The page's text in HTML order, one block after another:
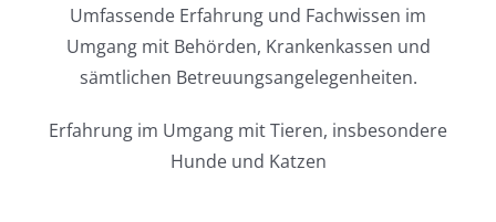
Umfassende Erfahrung und Fachwissen im
Umgang mit Behörden, Krankenkassen und
sämtlichen Betreuungsangelegenheiten.
Erfahrung im Umgang mit Tieren, insbesondere
Hunde und Katzen